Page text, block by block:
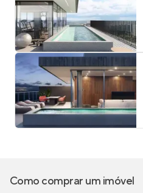
Como comprar um imóvel